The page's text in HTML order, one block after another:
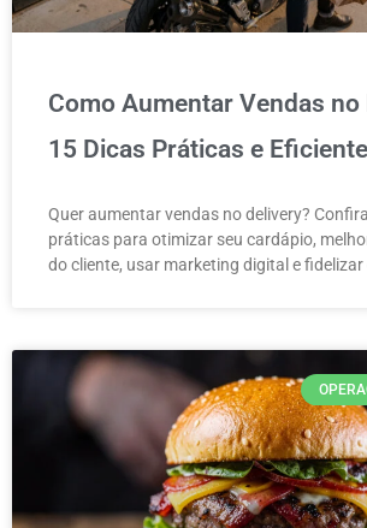
Como Aumentar Vendas no
15 Dicas Práticas e
Quer aumentar vendas no delivery?
práticas para otimizar seu cardápio,
do cliente, usar marketing digital e